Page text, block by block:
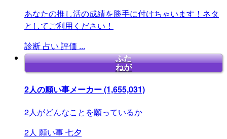
あなたの推し活の成績を勝手に付けちゃいます！ネタ
としてご利用ください！
診断 占い 評価 ...
ふた
ねが
2人の願い事メーカー(1,655,031)
2人がどんなことを願っているか
2人 願い事七夕